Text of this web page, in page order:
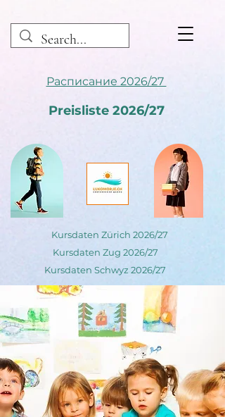
Расписание 2026/27
Preisliste 2026/27
Kursdaten Zürich 2026/27
Kursdaten Zug 2026/27
Kursdaten Schwyz 2026/27